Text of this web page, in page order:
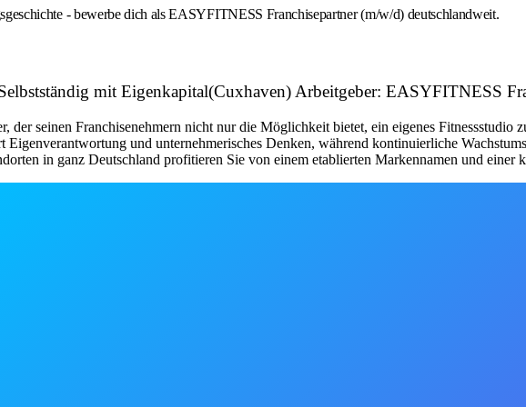
- bewerbe dich als EASYFITNESS Franchisepartner (m/w/d) deutschlandweit.
mit Eigenkapital(Cuxhaven) Arbeitgeber: EASYFITNESS
seinen Franchisenehmern nicht nur die Möglichkeit bietet, ein eigenes Fitnessstudio
und unternehmerisches Denken, während kontinuierliche
in ganz Deutschland profitieren Sie von einem etablierten Markennamen und